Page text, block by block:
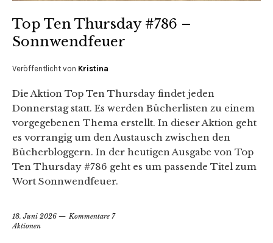
Top Ten Thursday #786 –
Sonnwendfeuer
Veröffentlicht von Kristina
Die Aktion Top Ten Thursday findet jeden
Donnerstag statt. Es werden Bücherlisten zu einem
vorgegebenen Thema erstellt. In dieser Aktion geht
es vorrangig um den Austausch zwischen den
Bücherbloggern. In der heutigen Ausgabe von Top
Ten Thursday #786 geht es um passende Titel zum
Wort Sonnwendfeuer.
18. Juni 2026
Kommentare 7
Aktionen